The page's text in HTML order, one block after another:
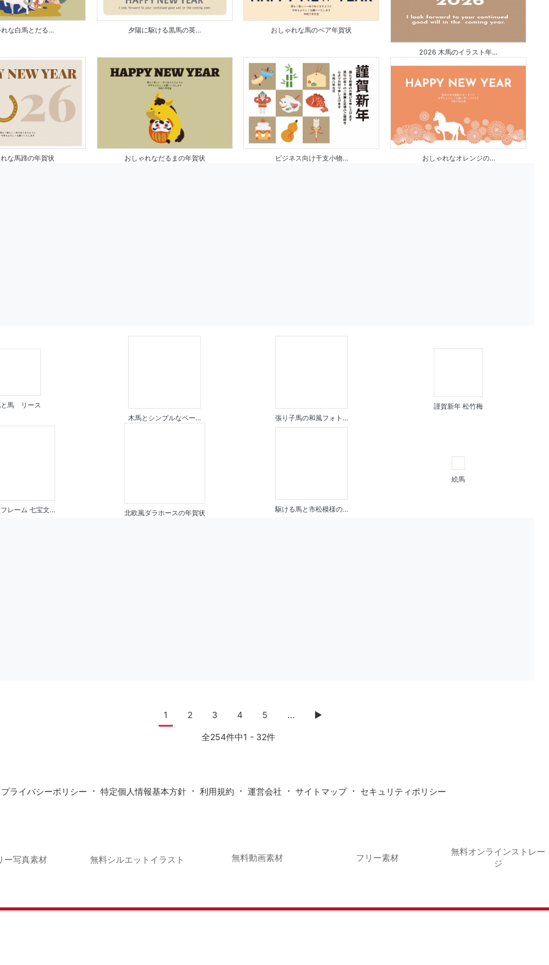
な白馬とだる... 夕陽に駆ける黒馬の英... おしゃれな馬のペア年賀状
2026 木馬のイラスト年...
な馬蹄の年賀状 おしゃれなだるまの年賀状 ビジネス向け干支小物... おしゃれなオレンジの...
と馬 リース
木馬とシンプルなベー...
張り子馬の和風フォト...
謹賀新年 松竹梅
レーム 七宝文... 北欧風ダラホースの年賀状 駆ける馬と市松模様の...
絵馬
1 2 3 4 5 ... ▶
全254件中1 - 32件
プライバシーポリシー ・ 特定個人情報基本方針・ 利用規約 ・ 運営会社 ・ サイトマップ・ セキュリティポリシー
ー写真素材 無料シルエットイラスト 無料動画素材 フリー素材
無料オンラインストレー
ジ